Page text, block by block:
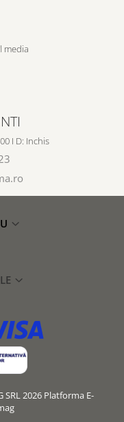
media
I D: Inchis
SRL 2026 Platforma E-